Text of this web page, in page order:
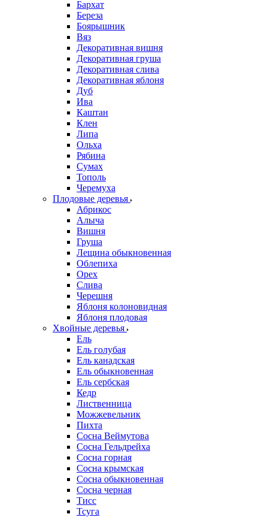
Бархат
Береза
Боярышник
Вяз
Декоративная вишня
Декоративная груша
Декоративная слива
Декоративная яблоня
Дуб
Ива
Каштан
Клен
Липа
Ольха
Рябина
Сумах
Тополь
Черемуха
Плодовые деревья
Абрикос
Алыча
Вишня
Груша
Лещина обыкновенная
Облепиха
Орех
Слива
Черешня
Яблоня колоновидная
Яблоня плодовая
Хвойные деревья
Ель
Ель голубая
Ель канадская
Ель обыкновенная
Ель сербская
Кедр
Лиственница
Можжевельник
Пихта
Сосна Веймутова
Сосна Гельдрейха
Сосна горная
Сосна крымская
Сосна обыкновенная
Сосна черная
Тисс
Тсуга